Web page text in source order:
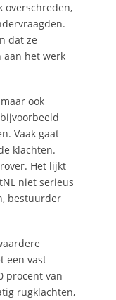
overschreden,
dat ze
aan het werk
ook
Vaak gaat
klachten.
Het lijkt
niet serieus
bestuurder
een vast
procent van
rugklachten,